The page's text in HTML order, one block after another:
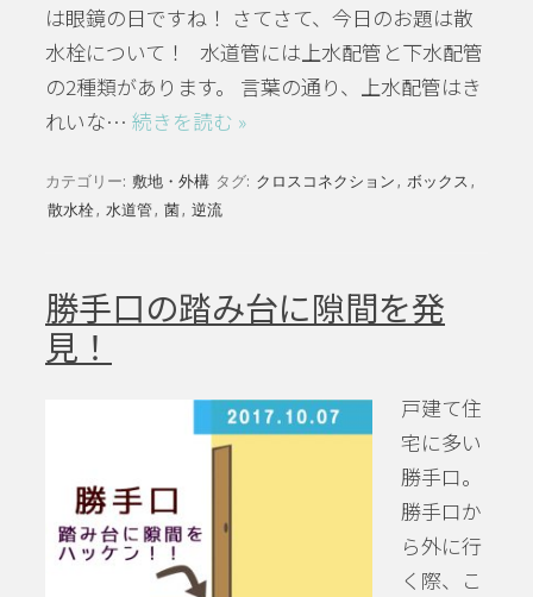
は眼鏡の日ですね！ さてさて、今日のお題は散
水栓について！ 水道管には上水配管と下水配管
の2種類があります。 言葉の通り、上水配管はき
れいな… 続きを読む »
カテゴリー: 敷地・外構 タグ: クロスコネクション , ボックス ,
散水栓, 水道管, 菌, 逆流
勝手口の踏み台に隙間を発
見！
戸建て住
宅に多い
勝手口。
勝手口か
ら外に行
く際、こ